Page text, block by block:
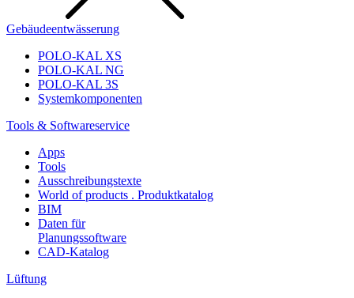
Gebäudeentwässerung
POLO-KAL XS
POLO-KAL NG
POLO-KAL 3S
Systemkomponenten
Tools & Softwareservice
Apps
Tools
Ausschreibungstexte
World of products . Produktkatalog
BIM
Daten für
Planungssoftware
CAD-Katalog
Lüftung